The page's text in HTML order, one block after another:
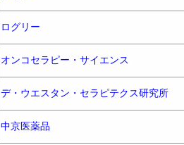
ログリー
オンコセラピー・サイエンス
デ・ウエスタン・セラピテクス研究所
中京医薬品